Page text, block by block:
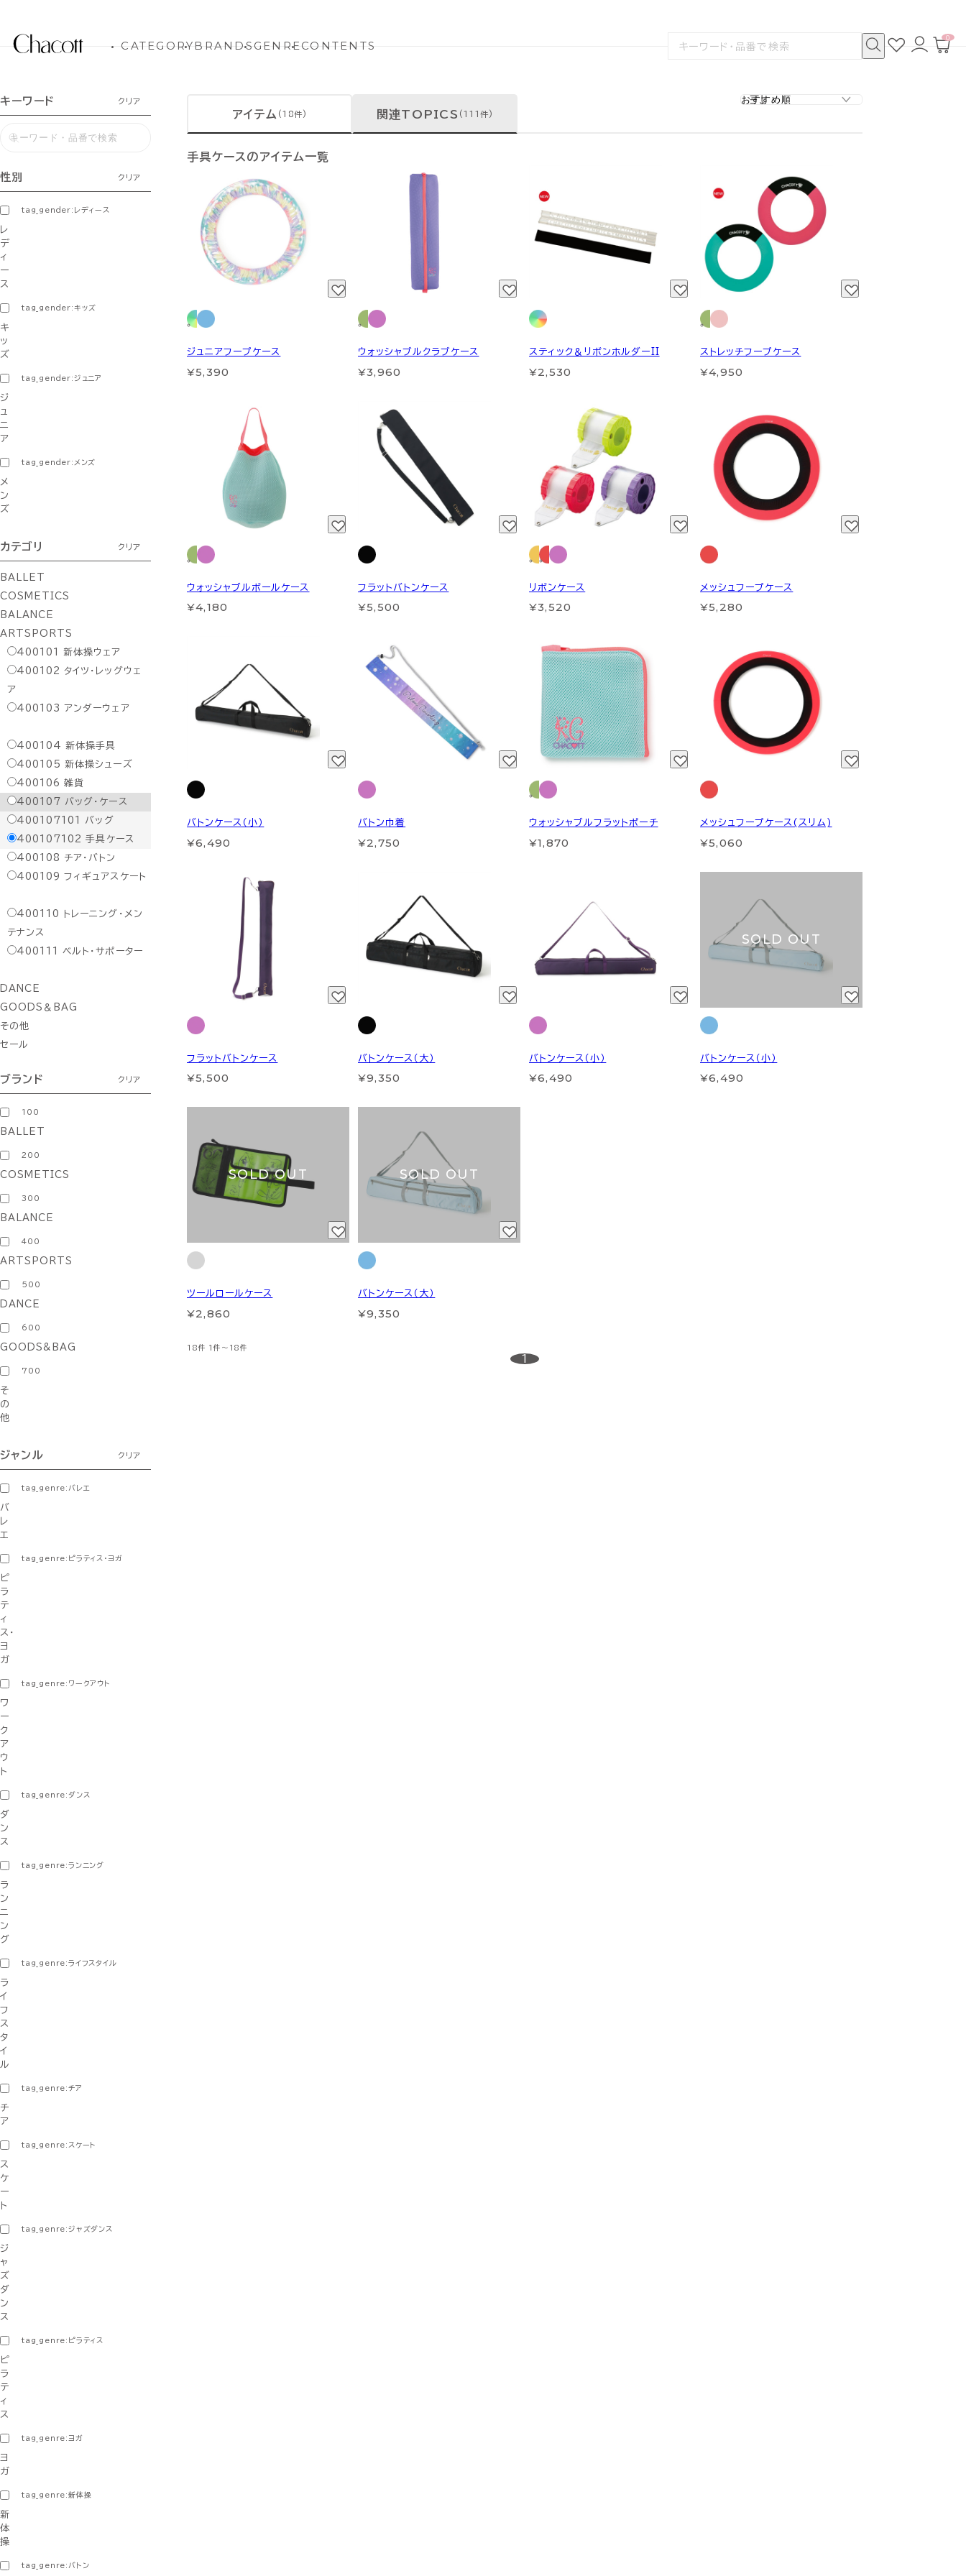
CATEGORYBRANDSGENRECONTENTS
検
お
気
ロ
グ
カ
0
キーワード クリア
性別 クリア
tag_gender:レディース
レ
デ
ィ
ー
ス
tag_gender:キッズ
キ
ッ
ズ
tag_gender:ジュニア
ジ
ュ
ニ
ア
tag_gender:メンズ
メ
ン
ズ
カテゴリ クリア
BALLET
COSMETICS
BALANCE
ARTSPORTS
400101
新体操ウェア
400102 タイツ・レッグウェ
ア
400103 アンダーウェア
400104 新体操手具
400105 新体操シューズ
400106 雑貨
400107
バッグ・ケース
400107101
バッグ
400107102 手具ケース
400108
チア・バトン
400109 フィギュアスケート
400110
トレーニング・メン
テナンス
400111
ベルト・サポーター
DANCE
GOODS＆BAG
その他
セール
ブランド クリア
100
BALLET
200
COSMETICS
300
BALANCE
400
ARTSPORTS
500
DANCE
600
GOODS&BAG
700
そ
の
他
ジャンル クリア
tag_genre:バレエ
バ
レ
エ
tag_genre:ピラティス・ヨガ
ピ
ラ
テ
ィ
ス・
ヨ
ガ
tag_genre:ワークアウト
ワ
ー
ク
ア
ウ
ト
tag_genre:ダンス
ダ
ン
ス
tag_genre:ランニング
ラ
ン
ニ
ン
グ
tag_genre:ライフスタイル
ラ
イ
フ
ス
タ
イ
ル
tag_genre:チア
チ
ア
tag_genre:スケート
ス
ケ
ー
ト
tag_genre:ジャズダンス
ジ
ャ
ズ
ダ
ン
ス
tag_genre:ピラティス
ピ
ラ
テ
ィ
ス
tag_genre:ヨガ
ヨ
ガ
tag_genre:新体操
新
体
操
tag_genre:バトン
アイテム (18件) 関連TOPICS (111件)
手具ケースのアイテム一覧
ジュニアフープケース
¥5,390
ウォッシャブルクラブケース
¥3,960
スティック＆リボンホルダーII
¥2,530
ストレッチフープケース
¥4,950
ウォッシャブルボールケース
¥4,180
フラットバトンケース
¥5,500
リボンケース
¥3,520
メッシュフープケース
¥5,280
バトンケース（小）
¥6,490
バトン巾着
¥2,750
ウォッシャブルフラットポーチ
¥1,870
メッシュフープケース(スリム)
¥5,060
フラットバトンケース
¥5,500
バトンケース（大）
¥9,350
バトンケース（小）
¥6,490
SOLD OUT
バトンケース（小）
¥6,490
SOLD OUT
ツールロールケース
¥2,860
SOLD OUT
バトンケース（大）
¥9,350
18件 1件～18件
1